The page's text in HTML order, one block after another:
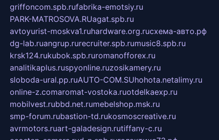
griffoncom.spb.rufabrika-emotsiy.ru
PARK-MATROSOVA.RUagat.spb.ru
avtoyurist-moskva1.ruhardware.org.ruсхема-авто.рф
dg-lab.ruangrup.rurecruiter.spb.rumusic8.spb.ru
krsk124.rukubok.spb.ruromanofforex.ru
analitikaplus.ruspyonline.ruzosikamery.ru
sloboda-ural.pp.ruAUTO-COM.SUhohota.netalimy.ru
online-z.comaromat-vostoka.ruotdelkaexp.ru
mobilvest.rubbd.net.rumebelshop.msk.ru
smp-forum.rubastion-td.rukosmoscreative.ru
avrmotors.ruart-galadesign.rutiffany-c.ru